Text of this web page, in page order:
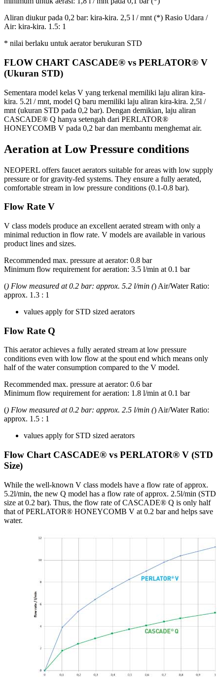
Aliran diukur pada 0,2 bar: kira-kira. 2,5 l / mnt (*) Rasio Udara /
Air: kira-kira. 1.5: 1
* nilai berlaku untuk aerator berukuran STD
FLOW CHART CASCADE® vs PERLATOR® V
(Ukuran STD)
Sementara model kelas V yang terkenal memiliki laju aliran kira-
kira. 5.2l / mnt, model Q baru memiliki laju aliran kira-kira. 2,5l /
mnt (ukuran STD pada 0,2 bar). Dengan demikian, laju aliran
CASCADE® Q hanya setengah dari PERLATOR®
HONEYCOMB V pada 0,2 bar dan membantu menghemat air.
Aeration at Low Pressure conditions
NEOPERL offers faucet aerators suitable for areas with low supply
pressure or for gravity-fed systems. They ensure a fully aerated,
comfortable stream in low pressure conditions (0.1-0.8 bar).
Flow Rate V
V class models produce an excellent aerated stream with only a
minimal reduction in flow rate. V models are available in various
product lines and sizes.
Recommended max. pressure at aerator: 0.8 bar
Minimum flow requirement for aeration: 3.5 l/min at 0.1 bar
() Flow measured at 0.2 bar: approx. 5.2 l/min () Air/Water Ratio:
approx. 1.3 : 1
values apply for STD sized aerators
Flow Rate Q
This aerator achieves a fully aerated stream at low pressure
conditions even with low flow at the spout end which means only
half of the water consumption compared to the V model.
Recommended max. pressure at aerator: 0.6 bar
Minimum flow requirement for aeration: 1.8 l/min at 0.1 bar
() Flow measured at 0.2 bar: approx. 2.5 l/min () Air/Water Ratio:
approx. 1.5 : 1
values apply for STD sized aerators
Flow Chart CASCADE® vs PERLATOR® V (STD
Size)
While the well-known V class models have a flow rate of approx.
5.2l/min, the new Q model has a flow rate of approx. 2.5l/min (STD
size at 0.2 bar). Thus, the flow rate of CASCADE® Q is only half
that of PERLATOR® HONEYCOMB V at 0.2 bar and helps save
water.